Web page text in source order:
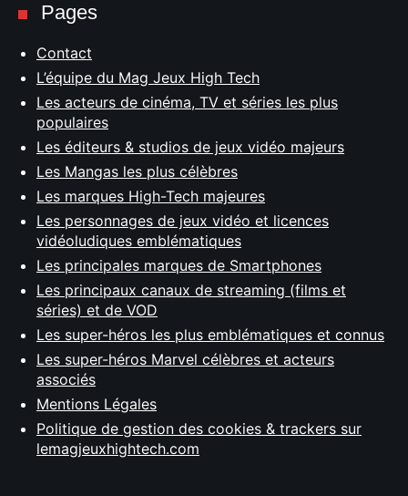
Pages
Contact
L’équipe du Mag Jeux High Tech
Les acteurs de cinéma, TV et séries les plus
populaires
Les éditeurs & studios de jeux vidéo majeurs
Les Mangas les plus célèbres
Les marques High-Tech majeures
Les personnages de jeux vidéo et licences
vidéoludiques emblématiques
Les principales marques de Smartphones
Les principaux canaux de streaming (films et
séries) et de VOD
Les super-héros les plus emblématiques et connus
Les super-héros Marvel célèbres et acteurs
associés
Mentions Légales
Politique de gestion des cookies & trackers sur
lemagjeuxhightech.com